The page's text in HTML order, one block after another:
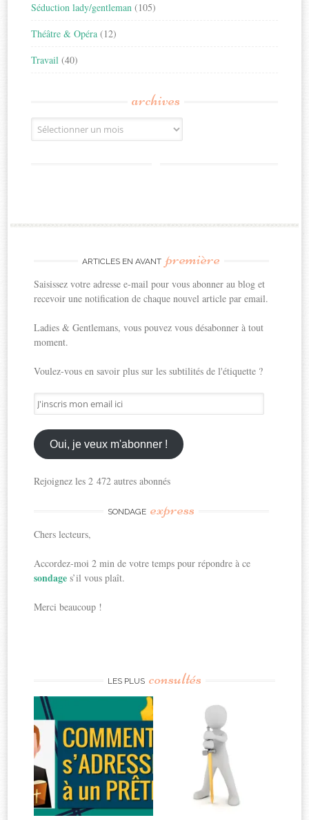
Séduction lady/gentleman (105)
Théâtre & Opéra (12)
Travail (40)
archives
Archives
ARTICLES EN AVANT première
Saisissez votre adresse e-mail pour vous abonner au blog et
recevoir une notification de chaque nouvel article par email.
Ladies & Gentlemans, vous pouvez vous désabonner à tout
moment.
Voulez-vous en savoir plus sur les subtilités de l'étiquette ?
J'inscris
mon
email
ici
Oui, je veux m'abonner !
Rejoignez les 2 472 autres abonnés
SONDAGE express
Chers lecteurs,
Accordez-moi 2 min de votre temps pour répondre à ce
sondages’il vous plaît.
Merci beaucoup !
LES PLUS consultés